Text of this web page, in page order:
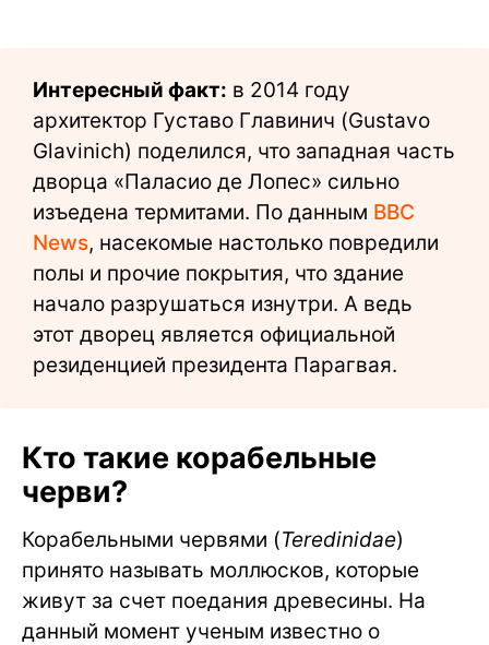
Интересный факт: в 2014 году
архитектор Густаво Главинич (Gustavo
Glavinich) поделился, что западная часть
дворца «Паласио де Лопес» сильно
изъедена термитами. По данным BBC
News, насекомые настолько повредили
полы и прочие покрытия, что здание
начало разрушаться изнутри. А ведь
этот дворец является официальной
резиденцией президента Парагвая.
Кто такие корабельные
черви?
Корабельными червями (Teredinidae)
принято называть моллюсков, которые
живут за счет поедания древесины. На
данный момент ученым известно о